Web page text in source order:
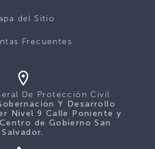
del Sitio
Frecuentes
De Protección Civil
Y Desarrollo
Nivel 9 Calle Poniente y
de Gobierno San
Salvador.